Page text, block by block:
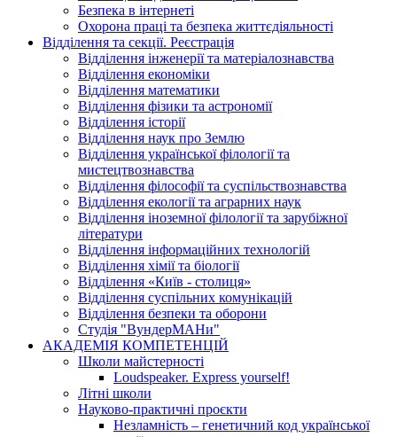
Безпека в інтернеті
Охорона праці та безпека життєдіяльності
Відділення та секції. Реєстрація
Відділення інженерії та матеріалознавства
Відділення економіки
Відділення математики
Відділення фізики та астрономії
Відділення історії
Відділення наук про Землю
Відділення української філології та
мистецтвознавства
Відділення філософії та суспільствознавства
Відділення екології та аграрних наук
Відділення іноземної філології та зарубіжної
літератури
Відділення інформаційних технологій
Відділення хімії та біології
Відділення «Київ - столиця»
Відділення суспільних комунікацій
Відділення безпеки та оборони
Студія "ВундерМАНи"
АКАДЕМІЯ КОМПЕТЕНЦІЙ
Школи майстерності
Loudspeaker. Express yourself!
Літні школи
Науково-практичні проєкти
Незламність – генетичний код української